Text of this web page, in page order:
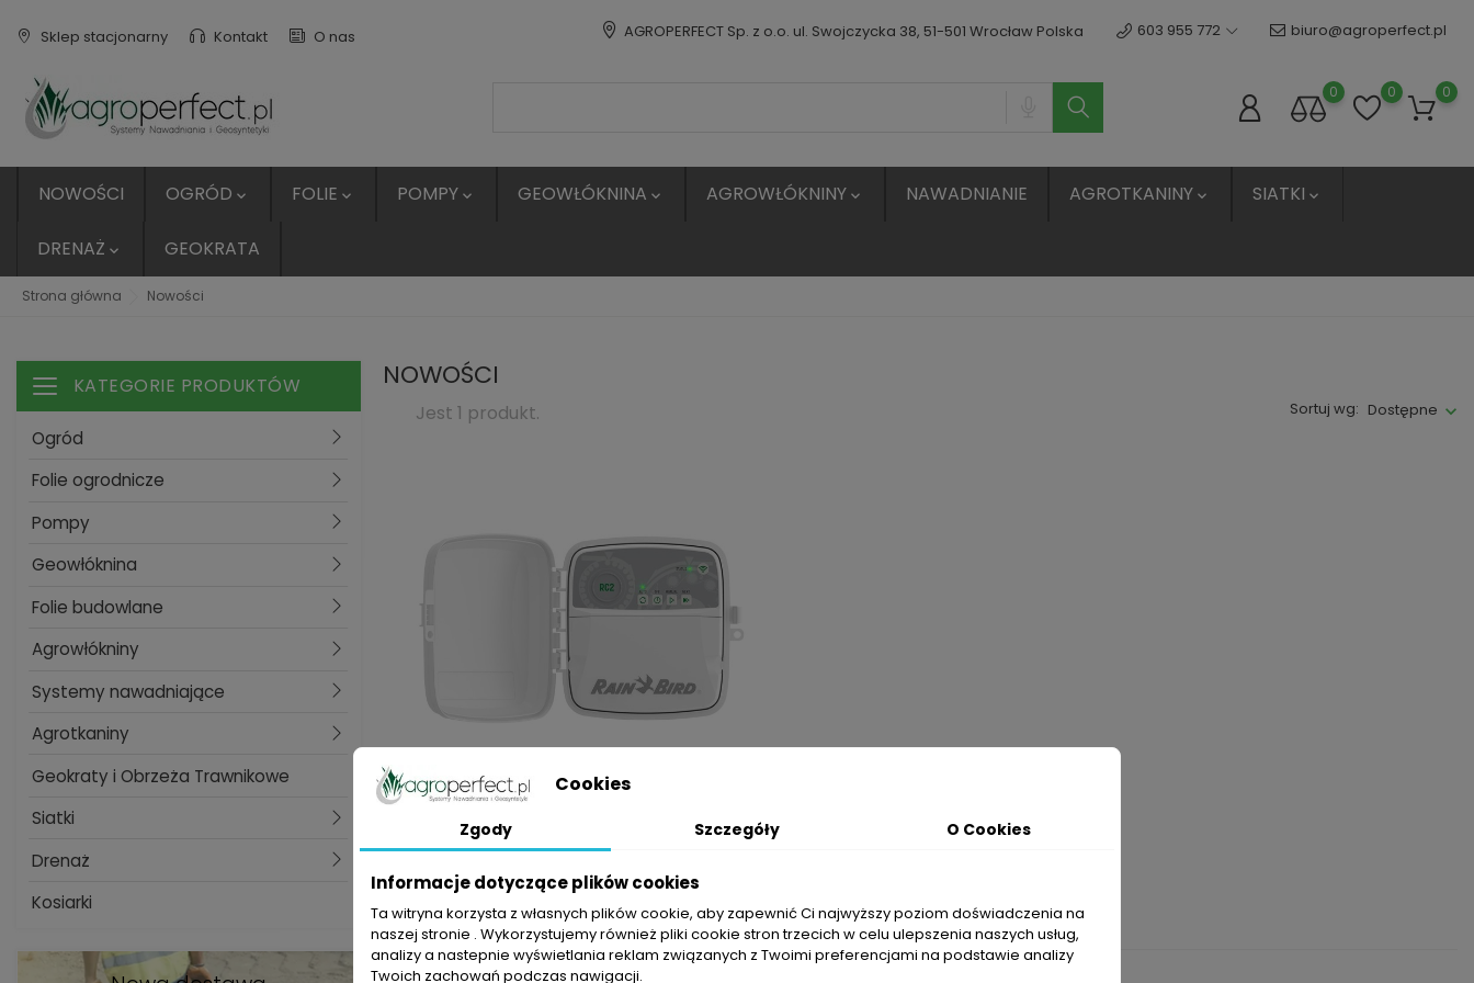
Sklep stacjonarny Kontakt O nas AGROPERFECT Sp. z o.o. ul. Swojczycka 38, 51-501 Wrocław Polska 603 955 772 biuro@agroperfect.pl
0 0 0
NOWOŚCI OGRÓD  FOLIE  POMPY  GEOWŁÓKNINA  AGROWŁÓKNINY  NAWADNIANIE AGROTKANINY  SIATKI 
DRENAŻ  GEOKRATA
Strona główna Nowości
Toggle navigation
KATEGORIE PRODUKTÓW
Ogród
Folie ogrodnicze
Pompy
Geowłóknina
Folie budowlane
Agrowłókniny
Systemy nawadniające
Agrotkaniny
Geokraty i Obrzeża Trawnikowe
Siatki
Drenaż
Kosiarki
NOWOŚCI
Jest 1 produkt. Sortuj wg: Dostępne
780,00 zł
ZOBACZ PRODUKT
Pokazano 1-1 z 1 pozycji
Cookies
Zgody Szczegóły O Cookies
Informacje dotyczące plików cookies
Ta witryna korzysta z własnych plików cookie, aby zapewnić Ci najwyższy poziom doświadczenia na
naszej stronie . Wykorzystujemy również pliki cookie stron trzecich w celu ulepszenia naszych usług,
analizy a nastepnie wyświetlania reklam związanych z Twoimi preferencjami na podstawie analizy
Twoich zachowań podczas nawigacji.